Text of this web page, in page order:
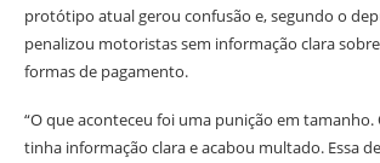
protótipo atual gerou confusão e, segundo o
penalizou motoristas sem informação clara
formas de pagamento.
“O que aconteceu foi uma punição em
tinha informação clara e acabou multado. Essa